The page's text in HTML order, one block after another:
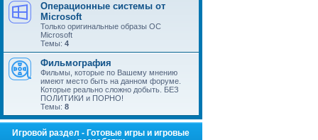
Операционные системы от
Microsoft
Только оригинальные образы ОС
Microsoft
Темы: 4
Фильмография
Фильмы, которые по Вашему мнению
имеют место быть на данном форуме.
Которые реально сложно добыть. БЕЗ
ПОЛИТИКИ и ПОРНО!
Темы: 8
Игровой раздел - Готовые игры и игровые